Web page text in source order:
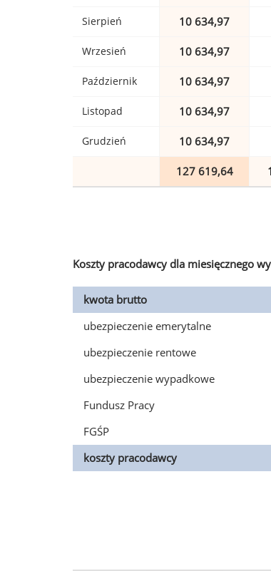
Sierpień 10 634,97
Wrzesień 10 634,97
Październik 10 634,97
Listopad 10 634,97
Grudzień 10 634,97
127 619,64
Koszty pracodawcy dla miesięcznego
kwota brutto
ubezpieczenie emerytalne
ubezpieczenie rentowe
ubezpieczenie wypadkowe
Fundusz Pracy
FGŚP
koszty pracodawcy